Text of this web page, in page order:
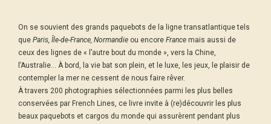
On se souvient des grands paquebots de la ligne transatlantique tels
que Paris, Île-de-France, Normandie ou encore France mais aussi de
ceux des lignes de « l’autre bout du monde », vers la Chine,
l’Australie… À bord, la vie bat son plein, et le luxe, les jeux, le plaisir de
contempler la mer ne cessent de nous faire rêver.
À travers 200 photographies sélectionnées parmi les plus belles
conservées par French Lines, ce livre invite à (re)découvrir les plus
beaux paquebots et cargos du monde qui assurèrent pendant plus